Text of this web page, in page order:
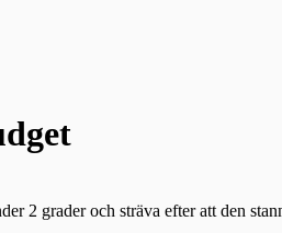
2 grader och sträva efter att den